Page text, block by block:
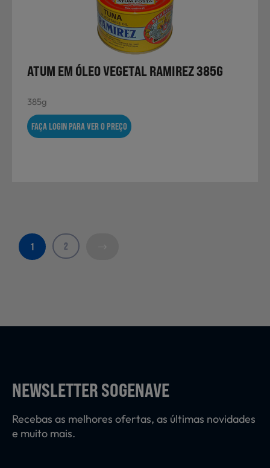
ATUM EM ÓLEO VEGETAL RAMIREZ 385G
385g
FAÇA LOGIN PARA VER O PREÇO
1 2
NEWSLETTER SOGENAVE
Recebas as melhores ofertas, as últimas novidades
e muito mais.